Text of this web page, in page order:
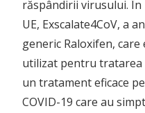
răspândirii virusului.
UE, Exscalate4CoV, a
generic Raloxifen,
utilizat pentru
un tratament eficace
COVID-19 care au